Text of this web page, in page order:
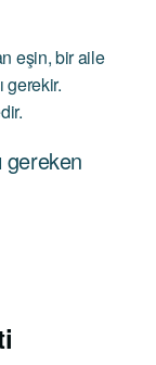
eşin, bir aile
gerekir.
gereken